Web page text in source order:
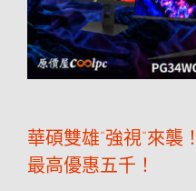
華碩雙雄”強視”來襲
最高優惠五千！